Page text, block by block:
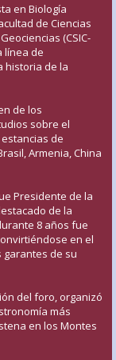
en Biología
de Ciencias
(CSIC-
línea de
historia de la
de los
sobre el
de
Armenia, China
Presidente de la
de la
8 años fue
en el
garantes de su
del foro, organizó
más
en los Montes